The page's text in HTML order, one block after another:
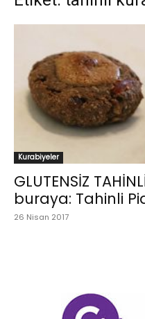
Kurabiyeler
GLUTENSİZ
buraya: Tahinli
26 Nisan 2017